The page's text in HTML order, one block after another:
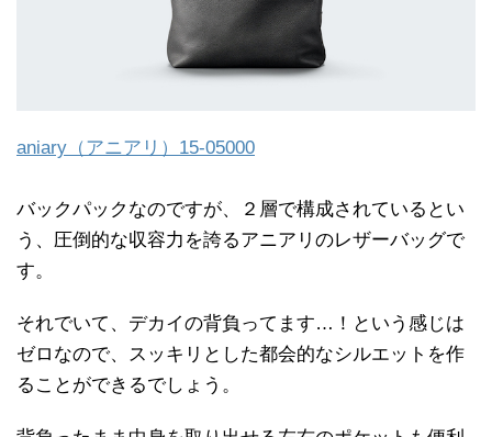
aniary（アニアリ）15-05000
バックパックなのですが、２層で構成されているとい
う、圧倒的な収容力を誇るアニアリのレザーバッグで
す。
それでいて、デカイの背負ってます…！という感じは
ゼロなので、スッキリとした都会的なシルエットを作
ることができるでしょう。